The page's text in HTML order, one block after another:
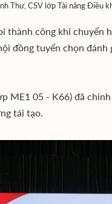
Thư, CSV lớp Tài năng Điều
công khi chuyển
đồng tuyển chọn
ME1 05 - K66) đã
tái tạo.